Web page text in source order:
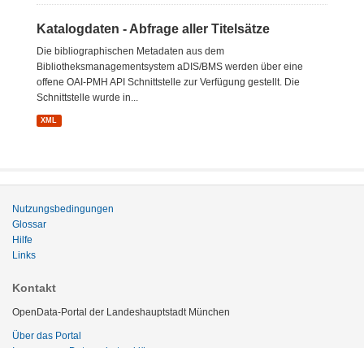
Katalogdaten - Abfrage aller Titelsätze
Die bibliographischen Metadaten aus dem
Bibliotheksmanagementsystem aDIS/BMS werden über eine
offene OAI-PMH API Schnittstelle zur Verfügung gestellt. Die
Schnittstelle wurde in...
XML
Nutzungsbedingungen
Glossar
Hilfe
Links
Kontakt
OpenData-Portal der Landeshauptstadt München
Über das Portal